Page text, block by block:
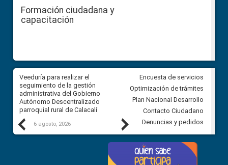
Formación ciudadana y
capacitación
Previous
Veeduría para realizar el
seguimiento de la gestión
administrativa del Gobierno
Autónomo Descentralizado
parroquial rural de Calacalí
6 agosto, 2026
Veeduría para vigilar los
derivados de la Audiencia
comunidad Urbina, parroquia
Carolina
5 agosto, 2026
Next
Encuesta de servicios
Optimización de trámites
Plan Nacional Desarrollo
Contacto Ciudadano
Denuncias y pedidos